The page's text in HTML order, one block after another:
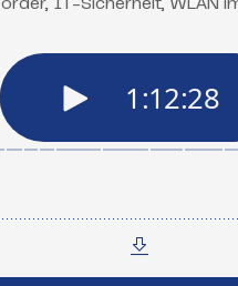
order, IT-Sicherheit, WLAN